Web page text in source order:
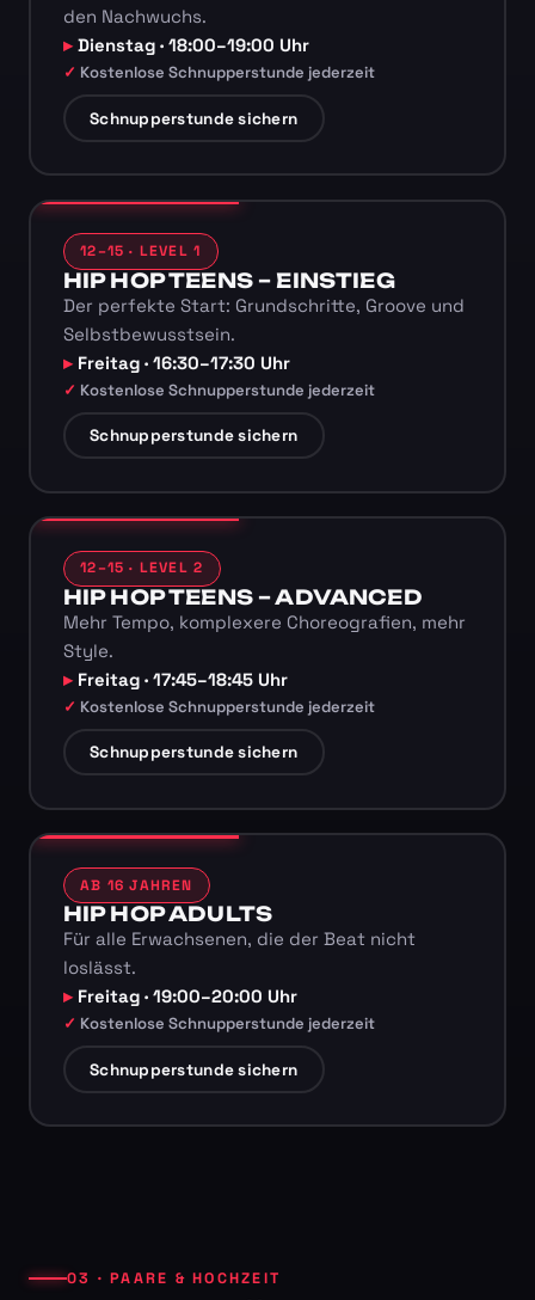
den Nachwuchs.
Dienstag · 18:00–19:00 Uhr
Kostenlose Schnupperstunde jederzeit
Schnupperstunde sichern
12–15 · LEVEL 1
HIP HOP TEENS – EINSTIEG
Der perfekte Start: Grundschritte, Groove und
Selbstbewusstsein.
Freitag · 16:30–17:30 Uhr
Kostenlose Schnupperstunde jederzeit
Schnupperstunde sichern
12–15 · LEVEL 2
HIP HOP TEENS – ADVANCED
Mehr Tempo, komplexere Choreografien, mehr
Style.
Freitag · 17:45–18:45 Uhr
Kostenlose Schnupperstunde jederzeit
Schnupperstunde sichern
AB 16 JAHREN
HIP HOP ADULTS
Für alle Erwachsenen, die der Beat nicht
loslässt.
Freitag · 19:00–20:00 Uhr
Kostenlose Schnupperstunde jederzeit
Schnupperstunde sichern
03 · PAARE & HOCHZEIT